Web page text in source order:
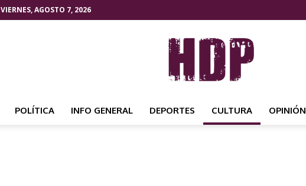
VIERNES, AGOSTO 7, 2026
HDP
POLÍTICA INFO GENERAL DEPORTES CULTURA OPINIÓN